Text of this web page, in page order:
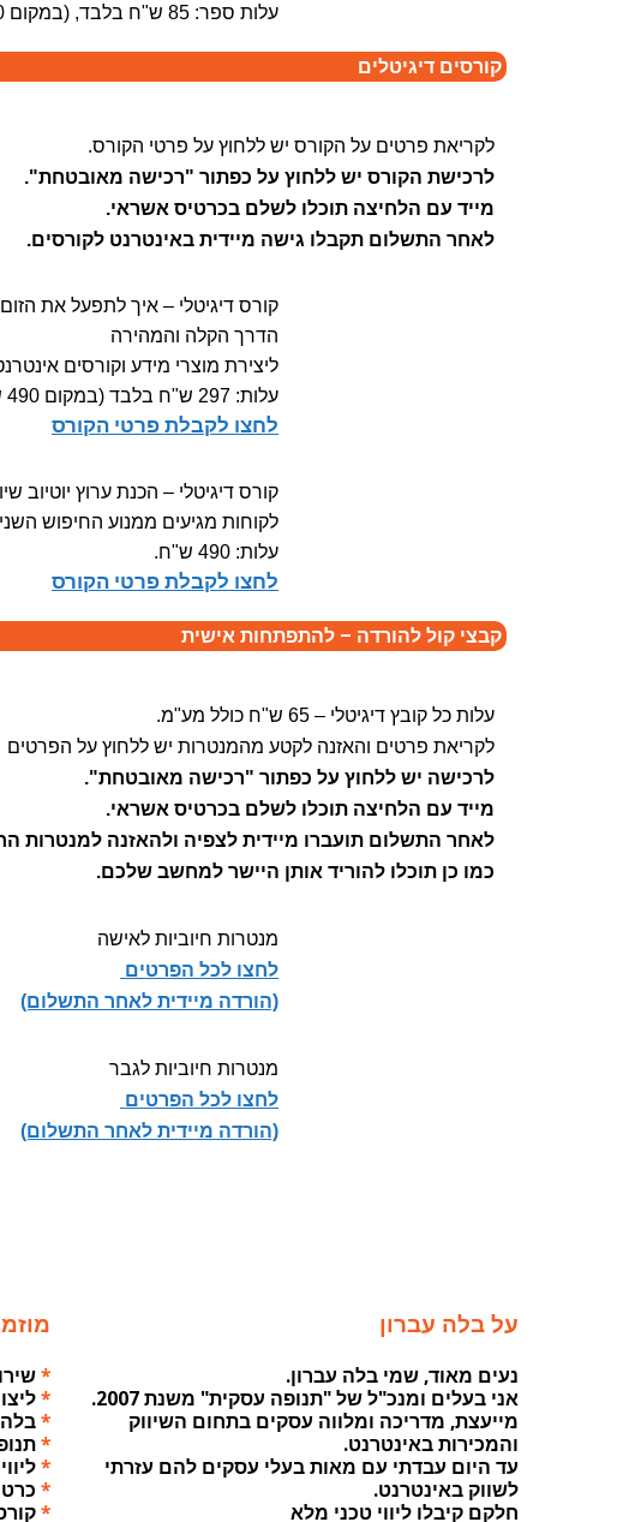
עלות ספר: 85 ש"ח בלבד, (במקום 100 ש"ח )
קורסים דיגיטלים
לקריאת פרטים על הקורס יש ללחוץ על פרטי הקורס.
לרכישת הקורס יש ללחוץ על כפתור "רכישה מאובטחת".
מייד עם הלחיצה תוכלו לשלם בכרטיס אשראי.
לאחר התשלום תקבלו גישה מיידית באינטרנט לקורסים.
קורס דיגיטלי – איך לתפעל את
הדרך הקלה והמהירה
ליצירת מוצרי מידע וקורסים
עלות: 297 ש"ח בלבד (במקום 490 ש"ח)
לחצו לקבלת פרטי הקורס
קורס דיגיטלי – הכנת ערוץ יוטיוב
לקוחות מגיעים ממנוע החיפוש
עלות: 490 ש"ח.
לחצו לקבלת פרטי הקורס
קבצי קול להורדה – להתפתחות אישית
עלות כל קובץ דיגיטלי – 65 ש"ח כולל מע"מ.
לקריאת פרטים והאזנה לקטע מהמנטרות יש ללחוץ על הפרטים
לרכישה יש ללחוץ על כפתור "רכישה מאובטחת".
מייד עם הלחיצה תוכלו לשלם בכרטיס אשראי.
לאחר התשלום תועברו מיידית לצפיה ולהאזנה למנטרות
כמו כן תוכלו להוריד אותן היישר למחשב שלכם.
מנטרות חיוביות לאישה
לחצו לכל הפרטים
(הורדה מיידית לאחר התשלום)
מנטרות חיוביות לגבר
לחצו לכל הפרטים
(הורדה מיידית לאחר התשלום)
על בלה עברון
נעים מאוד, שמי בלה עברון.
אני בעלים ומנכ"ל של "תנופה עסקית" משנת 2007.
מייעצת, מדריכה ומלווה עסקים בתחום השיווק
והמכירות באינטרנט.
עד היום עבדתי עם מאות בעלי עסקים להם עזרתי
לשווק באינטרנט.
חלקם קיבלו ליווי טכני מלא
*
*
*בלה
*
*
*
*